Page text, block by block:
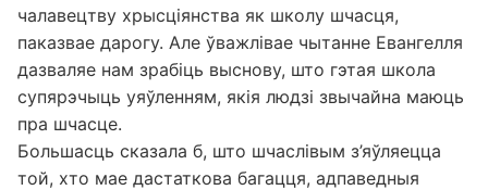
чалавецтву хрысціянства як школу шчасця,
паказвае дарогу. Але ўважлівае чытанне Евангелля
дазваляе нам зрабіць выснову, што гэтая школа
супярэчыць уяўленням, якія людзі звычайна маюць
пра шчасце.
Большасць сказала б, што шчаслівым з’яўляецца
той, хто мае дастаткова багацця, адпаведныя